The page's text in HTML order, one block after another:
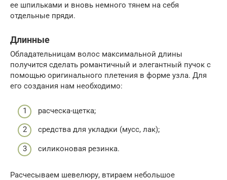
ее шпильками и вновь немного тянем на себя
отдельные пряди.
Длинные
Обладательницам волос максимальной длины
получится сделать романтичный и элегантный пучок с
помощью оригинального плетения в форме узла. Для
его создания нам необходимо:
расческа-щетка;
средства для укладки (мусс, лак);
силиконовая резинка.
Расчесываем шевелюру, втираем небольшое